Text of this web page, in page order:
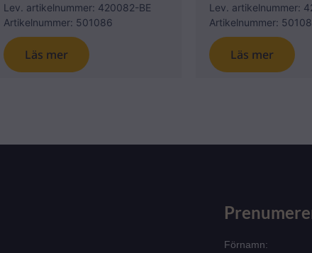
Lev. artikelnummer: 420082-BE
Artikelnummer: 501086
Läs mer
Lev. artikelnummer:
Artikelnummer:
Läs mer
Förnamn: